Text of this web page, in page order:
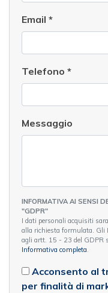
Email *
Telefono *
Messaggio
INFORMATIVA AI SENSI
"GDPR"
I dati personali acquisiti
alla richiesta formulata. Gli
Informativa completa.
Acconsento al
per finalità di